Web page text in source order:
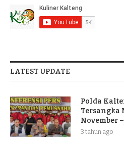
LATEST UPDATE
Polda
Tersangka
November
3 tahun ago